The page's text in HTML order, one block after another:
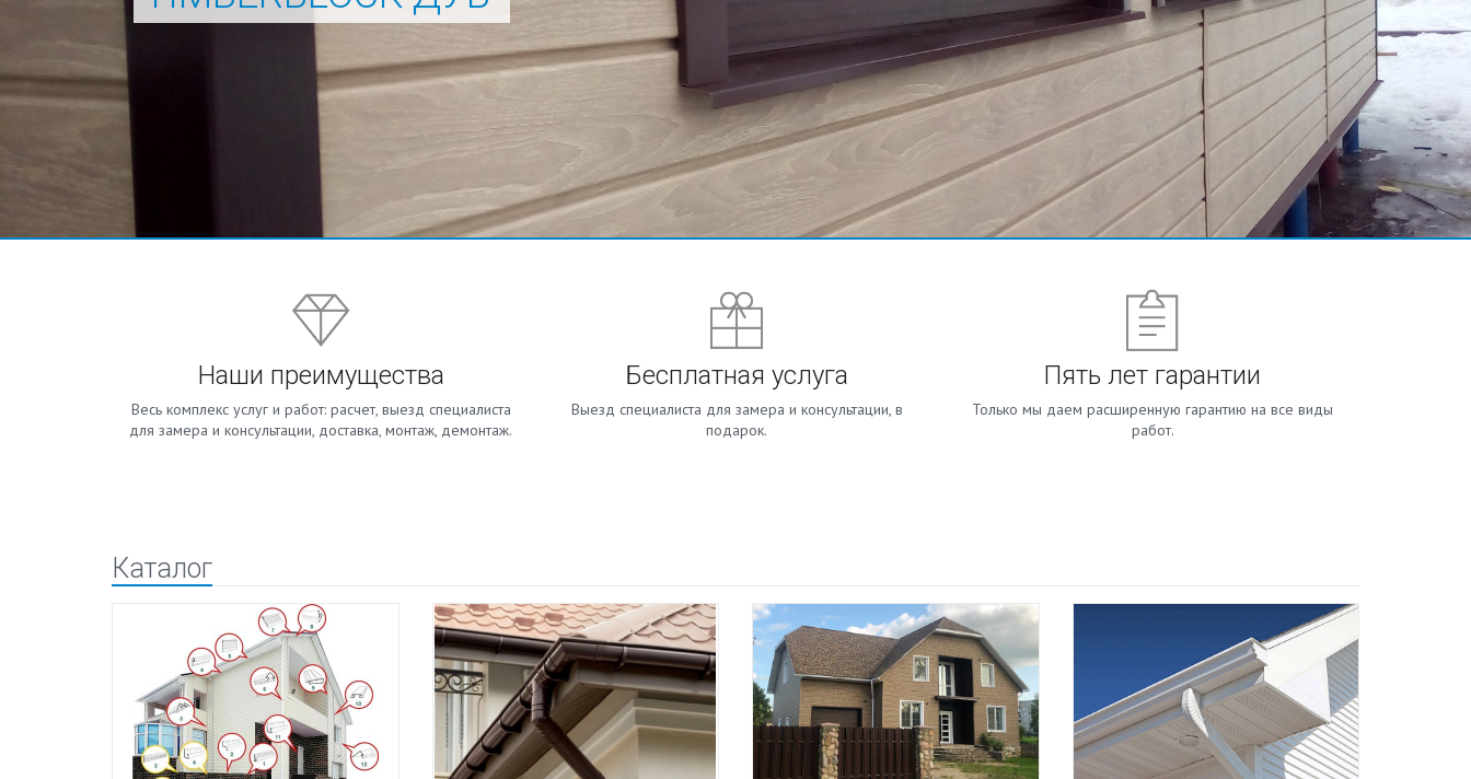
Наши преимущества
Весь комплекс услуг и работ: расчет, выезд специалиста
для замера и консультации, доставка, монтаж, демонтаж.
Бесплатная услуга
Выезд специалиста для замера и консультации, в
подарок.
Пять лет гарантии
Только мы даем расширенную гарантию на все виды
работ.
Каталог